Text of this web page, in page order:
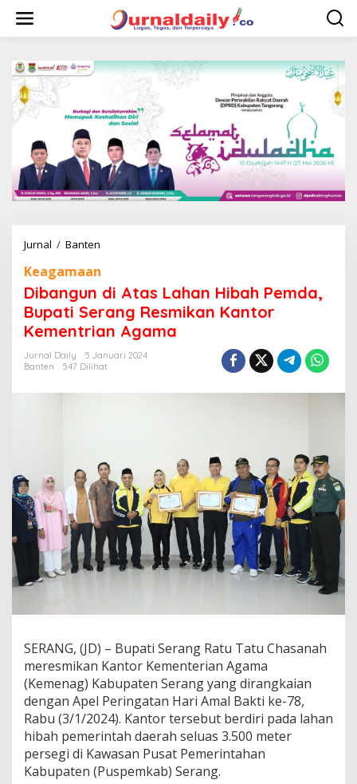
w
Jurnal / Banten
a
n
g
u
d
i
a
h
a
n
H
i
b
a
h
m
a
,
B
u
p
a
t
S
e
Keagamaan
Dibangun di Atas Lahan Hibah Pemda,
Bupati Serang Resmikan Kantor
Kementrian Agama
Jurnal Daily
5 Januari 2024
Banten
547 Dilihat
SERANG, (JD) – Bupati Serang Ratu Tatu Chasanah
meresmikan Kantor Kementerian Agama
(Kemenag) Kabupaten Serang yang dirangkaian
dengan Apel Peringatan Hari Amal Bakti ke-78,
Rabu (3/1/2024). Kantor tersebut berdiri pada lahan
hibah pemerintah daerah seluas 3.500 meter
persegi di Kawasan Pusat Pemerintahan
Kabupaten (Puspemkab) Serang.